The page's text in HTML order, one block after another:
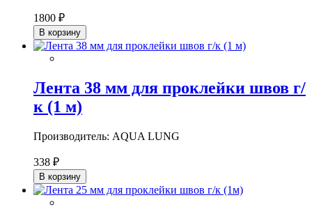
1800 ₽
В корзину
Лента 38 мм для проклейки швов г/
к (1 м)
Производитель: AQUA LUNG
338 ₽
В корзину